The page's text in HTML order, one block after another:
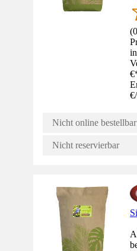
(
€
€/
Nicht online bestellbar
Nicht reservierbar